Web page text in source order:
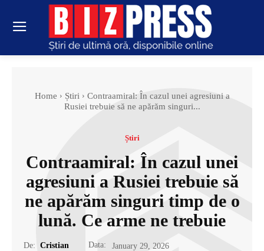
Home Știri
Contraamiral: În cazul unei agresiuni a
Rusiei trebuie să ne apărăm singuri...
Știri
Contraamiral: În cazul unei
agresiuni a Rusiei trebuie să
ne apărăm singuri timp de o
lună. Ce arme ne trebuie
De: Cristian Data: January 29, 2026